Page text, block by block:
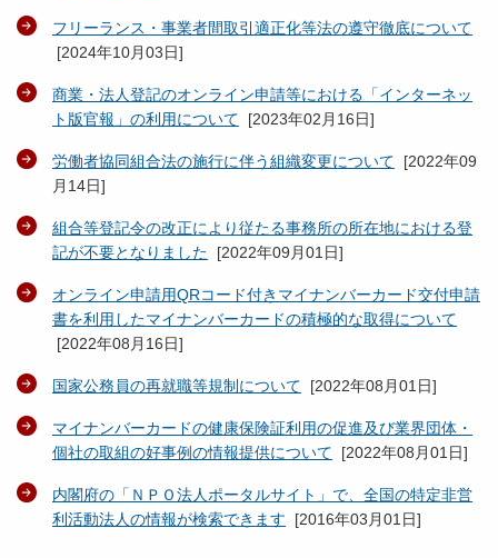
フリーランス・事業者間取引適正化等法の遵守徹底について
[2024年10月03日]
商業・法人登記のオンライン申請等における「インターネッ
ト版官報」の利用について [2023年02月16日]
労働者協同組合法の施行に伴う組織変更について [2022年09
月14日]
組合等登記令の改正により従たる事務所の所在地における登
記が不要となりました [2022年09月01日]
オンライン申請用QRコード付きマイナンバーカード交付申請
書を利用したマイナンバーカードの積極的な取得について
[2022年08月16日]
国家公務員の再就職等規制について [2022年08月01日]
マイナンバーカードの健康保険証利用の促進及び業界団体・
個社の取組の好事例の情報提供について [2022年08月01日]
内閣府の「ＮＰＯ法人ポータルサイト」で、全国の特定非営
利活動法人の情報が検索できます [2016年03月01日]